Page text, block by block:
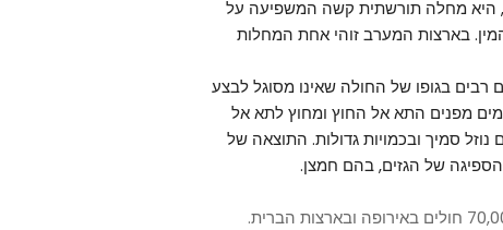
, היא מחלה תורשתית קשה המשפיעה על
בארצות המערב זוהי אחת המחלות
בגופו של החולה שאינו מסוגל לבצע
מים מפנים התא אל החוץ ומחוץ לתא אל
סמיך ובכמויות גדולות. התוצאה של
הספיגה של הגזים, בהם חמצן.
לפי נתוני איגוד סיסטיק פיברוזיס בישראל, חיים כיום כ-70,000 חולים באירופה ובארצות הברית.